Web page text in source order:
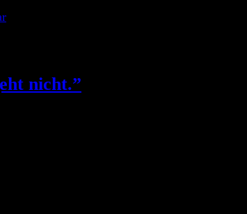
nicht.”